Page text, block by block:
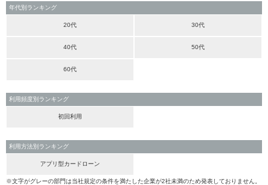
年代別ランキング
20代 30代
40代 50代
60代
利用頻度別ランキング
初回利用
利用方法別ランキング
アプリ型カードローン
※文字がグレーの部門は当社規定の条件を満たした企業が2社未満のため発表しておりません。